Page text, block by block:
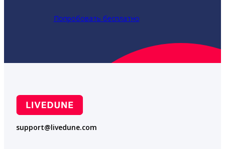
Попробовать бесплатно
support@livedune.com